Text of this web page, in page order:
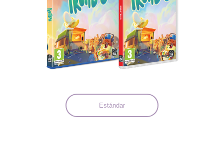
Estándar
Idiomas: